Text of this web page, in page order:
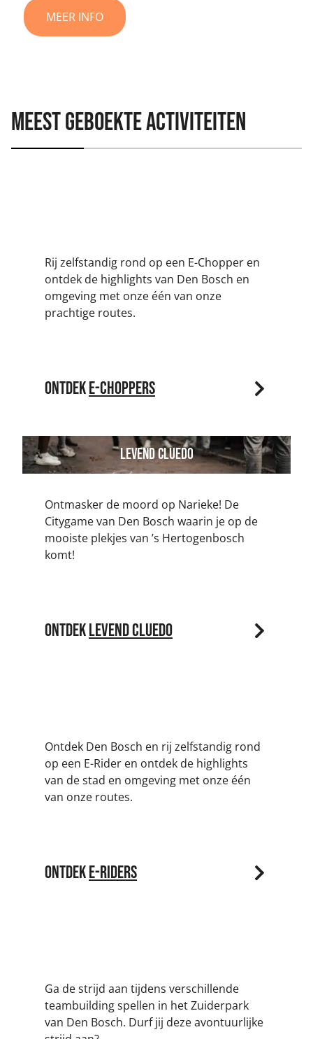
MEER INFO
Meest geboekte activiteiten
Rij zelfstandig rond op een E-Chopper en
ontdek de highlights van Den Bosch en
omgeving met onze één van onze
prachtige routes.
OntdekE-Choppers
Levend Cluedo
Ontmasker de moord op Narieke! De
Citygame van Den Bosch waarin je op de
mooiste plekjes van ’s Hertogenbosch
komt!
OntdekLevend Cluedo
Ontdek Den Bosch en rij zelfstandig rond
op een E-Rider en ontdek de highlights
van de stad en omgeving met onze één
van onze routes.
OntdekE-Riders
Ga de strijd aan tijdens verschillende
teambuilding spellen in het Zuiderpark
van Den Bosch. Durf jij deze avontuurlijke